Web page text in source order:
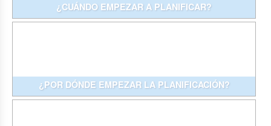
¿CUÁNDO EMPEZAR A PLANIFICAR?
¿POR DÓNDE EMPEZAR LA PLANIFICACIÓN?